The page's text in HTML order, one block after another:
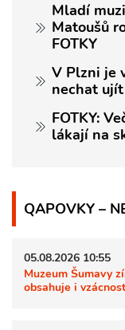
Mladí
Matoušů
FOTKY
V Plzni je
nechat
FOTKY:
lákají na
QAPOVKY –
05.08.2026 10:55
Muzeum Šumavy
obsahuje i